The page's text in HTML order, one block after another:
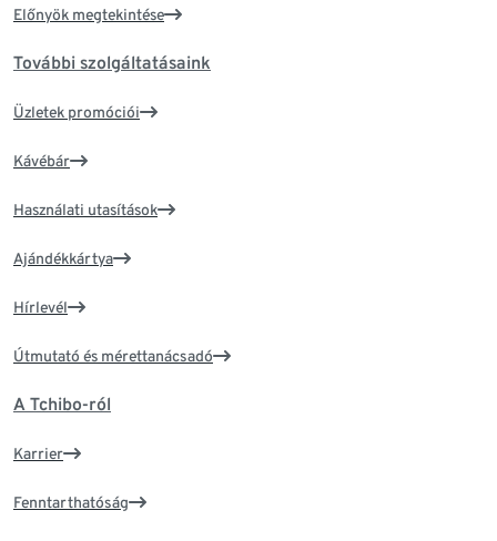
Előnyök megtekintése
További szolgáltatásaink
Üzletek promóciói
Kávébár
Használati utasítások
Ajándékkártya
Hírlevél
Útmutató és mérettanácsadó
A Tchibo-ról
Karrier
Fenntarthatóság